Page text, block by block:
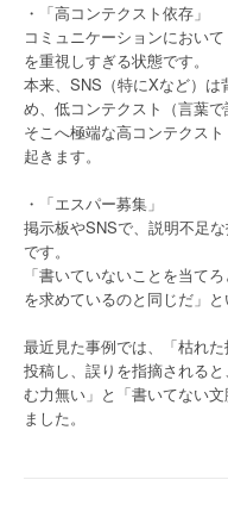
・「高コンテクスト依存」
コミュニケーションにおい
を重視しすぎる状態です。
本来、SNS（特にXなど）
め、低コンテクスト（言葉
そこへ極端な高コンテクス
起きます。
・「エスパー募集」
掲示板やSNSで、説明不足
です。
「書いていないことを当て
を求めているのと同じだ」
最近見た事例では、「枯れ
投稿し、誤りを指摘される
む力無い」と「書いてない
ました。